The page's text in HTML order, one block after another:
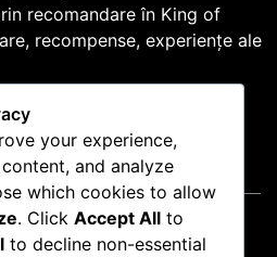
recomandare în King of
recompense, experiențe ale
your experience,
and analyze
which cookies to allow
. Click Accept All to
to decline non-essential